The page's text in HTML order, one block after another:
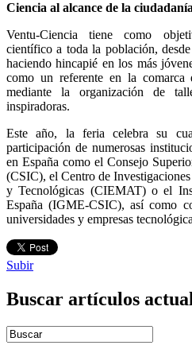
Ciencia al alcance de la ciudadanía
Ventu-Ciencia tiene como
científico a toda la población,
haciendo hincapié en los más
como un referente en la
mediante la organización de
inspiradoras.
Este año, la feria celebra su
participación de numerosas
en España como el Consejo
(CSIC), el Centro de
y Tecnológicas (CIEMAT) o el
España (IGME-CSIC), así como
universidades y empresas
Subir
Buscar artículos
Introduce términos de búsqueda